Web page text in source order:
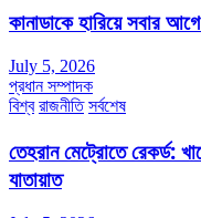
কানাডাকে হারিয়ে সবার
July 5, 2026
প্রধান সম্পাদক
বিশ্ব রাজনীতি সর্বশেষ
তেহরান মেট্রোতে রেকর্ড:
যাতায়াত